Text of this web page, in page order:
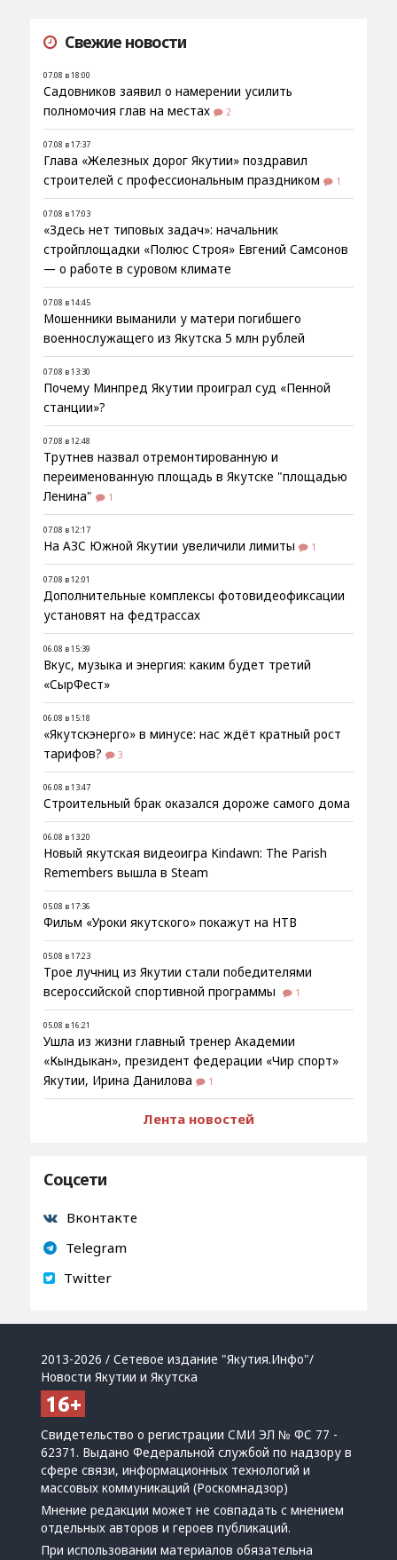
Свежие новости
07.08 в 18:00
Садовников заявил о намерении усилить
полномочия глав на местах
2
07.08 в 17:37
Глава «Железных дорог Якутии» поздравил
строителей с профессиональным праздником
1
07.08 в 17:03
«Здесь нет типовых задач»: начальник
стройплощадки «Полюс Строя» Евгений Самсонов
— о работе в суровом климате
07.08 в 14:45
Мошенники выманили у матери погибшего
военнослужащего из Якутска 5 млн рублей
07.08 в 13:30
Почему Минпред Якутии проиграл суд «Пенной
станции»?
07.08 в 12:48
Трутнев назвал отремонтированную и
переименованную площадь в Якутске "площадью
Ленина"
1
07.08 в 12:17
На АЗС Южной Якутии увеличили лимиты 1
07.08 в 12:01
Дополнительные комплексы фотовидеофиксации
установят на федтрассах
06.08 в 15:39
Вкус, музыка и энергия: каким будет третий
«СырФест»
06.08 в 15:18
«Якутскэнерго» в минусе: нас ждёт кратный рост
тарифов?
3
06.08 в 13:47
Строительный брак оказался дороже самого дома
06.08 в 13:20
Новый якутская видеоигра Kindawn: The Parish
Remembers вышла в Steam
05.08 в 17:36
Фильм «Уроки якутского» покажут на НТВ
05.08 в 17:23
Трое лучниц из Якутии стали победителями
всероссийской спортивной программы
1
05.08 в 16:21
Ушла из жизни главный тренер Академии
«Кындыкан», президент федерации «Чир спорт»
Якутии, Ирина Данилова
1
Лента новостей
Соцсети
Вконтакте
Telegram
Twitter
2013-2026 / Сетевое издание "Якутия.Инфо"/
Новости Якутии и Якутска
Свидетельство о регистрации СМИ ЭЛ № ФС 77 -
62371. Выдано Федеральной службой по надзору в
сфере связи, информационных технологий и
массовых коммуникаций (Роскомнадзор)
Мнение редакции может не совпадать с мнением
отдельных авторов и героев публикаций.
При использовании материалов обязательна